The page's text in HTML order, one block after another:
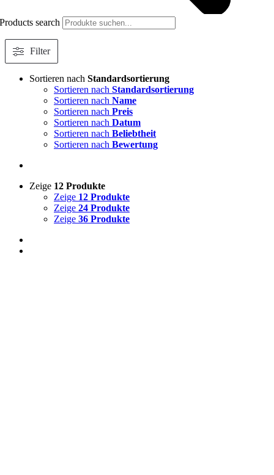
Products search
Filter
Sortieren nach Standardsortierung
Sortieren nach Standardsortierung
Sortieren nach Name
Sortieren nach Preis
Sortieren nach Datum
Sortieren nach Beliebtheit
Sortieren nach Bewertung
Zeige 12 Produkte
Zeige 12 Produkte
Zeige 24 Produkte
Zeige 36 Produkte